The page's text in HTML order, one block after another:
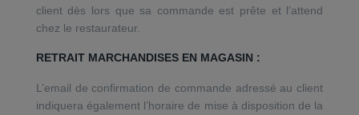
client dès lors que sa commande est prête et l’attend
chez le restaurateur.
RETRAIT MARCHANDISES EN MAGASIN :
L’email de confirmation de commande adressé au client
indiquera également l’horaire de mise à disposition de la